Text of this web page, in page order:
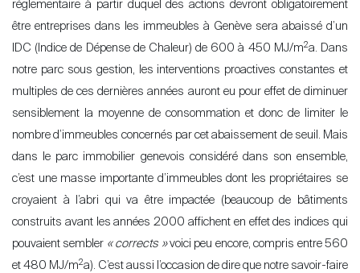
réglementaire à partir duquel des actions devront obligatoirement
être entreprises dans les immeubles à Genève sera abaissé d’un
IDC (Indice de Dépense de Chaleur) de 600 à 450 MJ/m2a. Dans
notre parc sous gestion, les interventions proactives constantes et
multiples de ces dernières années auront eu pour effet de diminuer
sensiblement la moyenne de consommation et donc de limiter le
nombre d ’immeubles concernés par cet abaissement de seuil. Mais
dans le parc immobilier genevois considéré dans son ensemble,
c’est une masse importante d’immeubles dont les propriétaires se
croyaient à l ’abri qui va être impactée (beaucoup de bâtiments
construits avant les années 2000 affichent en effet des indices qui
pouvaient sembler « corrects »voici peu encore, compris entre 560
et 480 MJ/m2a). C’est aussi l ’occasion de dire que notre savoir-faire